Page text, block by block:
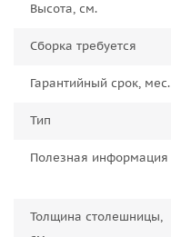
Высота, см.
Сборка требуется
Гарантийный срок, мес.
Тип
Полезная информация
Толщина столешницы,